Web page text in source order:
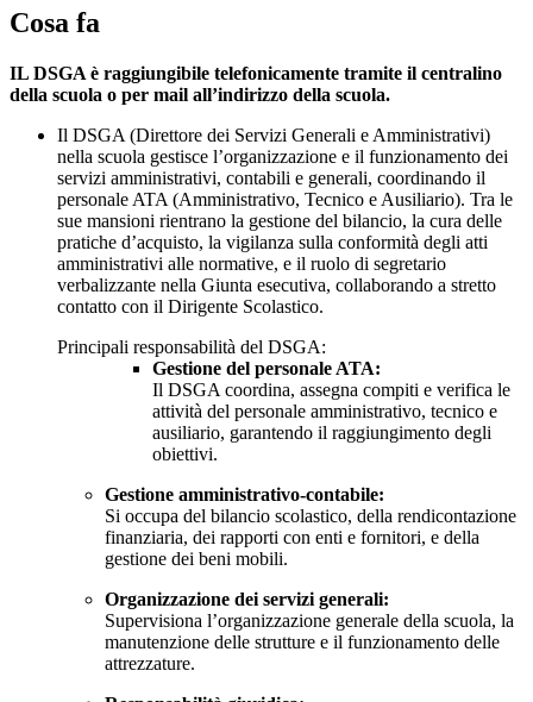
Cosa fa
IL DSGA è raggiungibile telefonicamente tramite il centralino
della scuola o per mail all’indirizzo della scuola.
Il DSGA (Direttore dei Servizi Generali e Amministrativi)
nella scuola gestisce l’organizzazione e il funzionamento dei
servizi amministrativi, contabili e generali, coordinando il
personale ATA (Amministrativo, Tecnico e Ausiliario). Tra le
sue mansioni rientrano la gestione del bilancio, la cura delle
pratiche d’acquisto, la vigilanza sulla conformità degli atti
amministrativi alle normative, e il ruolo di segretario
verbalizzante nella Giunta esecutiva, collaborando a stretto
contatto con il Dirigente Scolastico.
Principali responsabilità del DSGA:
Gestione del personale ATA:
Il DSGA coordina, assegna compiti e verifica le
attività del personale amministrativo, tecnico e
ausiliario, garantendo il raggiungimento degli
obiettivi.
Gestione amministrativo-contabile:
Si occupa del bilancio scolastico, della rendicontazione
finanziaria, dei rapporti con enti e fornitori, e della
gestione dei beni mobili.
Organizzazione dei servizi generali:
Supervisiona l’organizzazione generale della scuola, la
manutenzione delle strutture e il funzionamento delle
attrezzature.